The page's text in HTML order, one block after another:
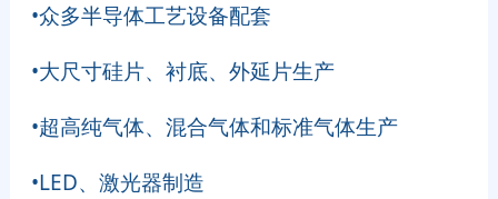
•众多半导体工艺设备配套
•大尺寸硅片、衬底、外延片生产
•超高纯气体、混合气体和标准气体生产
•LED、激光器制造